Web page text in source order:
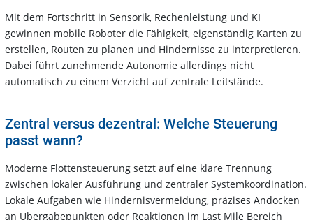
Mit dem Fortschritt in Sensorik, Rechenleistung und KI
gewinnen mobile Roboter die Fähigkeit, eigenständig Karten zu
erstellen, Routen zu planen und Hindernisse zu interpretieren.
Dabei führt zunehmende Autonomie allerdings nicht
automatisch zu einem Verzicht auf zentrale Leitstände.
Zentral versus dezentral: Welche Steuerung
passt wann?
Moderne Flottensteuerung setzt auf eine klare Trennung
zwischen lokaler Ausführung und zentraler Systemkoordination.
Lokale Aufgaben wie Hindernisvermeidung, präzises Andocken
an Übergabepunkten oder Reaktionen im Last Mile Bereich